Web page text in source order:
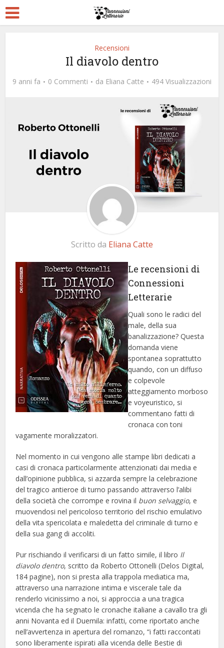
Recensioni
Il diavolo dentro
9 anni fa 0 Commenti da Eliana Catte 494 Visualizzazioni
Scritto da Eliana Catte
Le recensioni di
Connessioni
Letterarie
Quali sono le radici del
male, della sua
banalizzazione? Questa
domanda viene
spontanea soprattutto
quando, con un diffuso
e colpevole
atteggiamento morboso
e voyeuristico, si
commentano fatti di
cronaca con toni
vagamente moralizzatori.
Nel momento in cui vengono alle stampe libri dedicati a
casi di cronaca particolarmente attenzionati dai media e
dall’opinione pubblica, si azzarda sempre la celebrazione
del tragico antieroe di turno passando attraverso l’alibi
della società che corrompe e rovina il buon selvaggio, e
muovendosi nel pericoloso territorio del rischio emulativo
della vita spericolata e maledetta del criminale di turno e
della sua gang di accoliti.
Pur rischiando il verificarsi di un fatto simile, il libro Il
diavolo dentro, scritto da Roberto Ottonelli (Delos Digital,
184 pagine), non si presta alla trappola mediatica ma,
attraverso una narrazione intima e viscerale tale da
renderlo vicinissimo a noi, si approccia a una tragica
vicenda che ha segnato le cronache italiane a cavallo tra gli
anni Novanta ed il Duemila: infatti, come riportato anche
nell’avvertenza in apertura del romanzo, “i fatti raccontati
sono liberamente ispirati alla vicenda delle Bestie di